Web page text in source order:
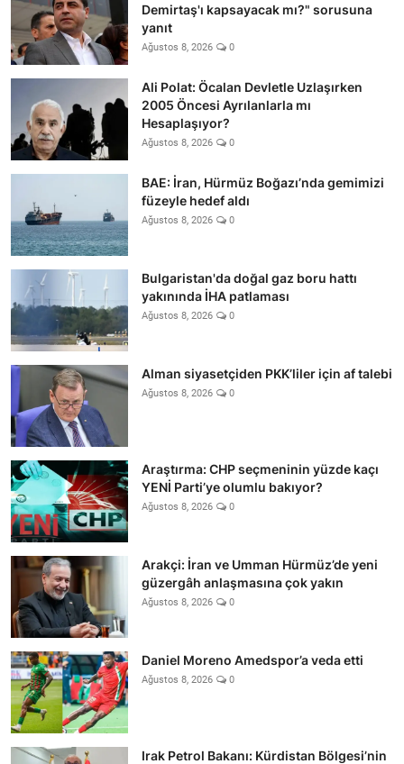
Demirtaş'ı kapsayacak mı?" sorusuna
yanıt
Ağustos 8, 2026 0
Ali Polat: Öcalan Devletle Uzlaşırken
2005 Öncesi Ayrılanlarla mı
Hesaplaşıyor?
Ağustos 8, 2026 0
BAE: İran, Hürmüz Boğazı’nda gemimizi
füzeyle hedef aldı
Ağustos 8, 2026 0
Bulgaristan'da doğal gaz boru hattı
yakınında İHA patlaması
Ağustos 8, 2026 0
Alman siyasetçiden PKK’liler için af talebi
Ağustos 8, 2026 0
Araştırma: CHP seçmeninin yüzde kaçı
YENİ Parti’ye olumlu bakıyor?
Ağustos 8, 2026 0
Arakçi: İran ve Umman Hürmüz’de yeni
güzergâh anlaşmasına çok yakın
Ağustos 8, 2026 0
Daniel Moreno Amedspor’a veda etti
Ağustos 8, 2026 0
Irak Petrol Bakanı: Kürdistan Bölgesi’nin